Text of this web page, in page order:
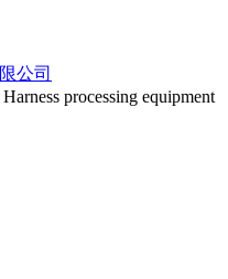
Harness processing equipment